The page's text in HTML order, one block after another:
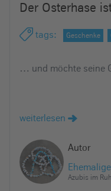
Der Osterhase
tags: Geschenke
… und möchte seine
weiterlesen
Autor
Azubis im